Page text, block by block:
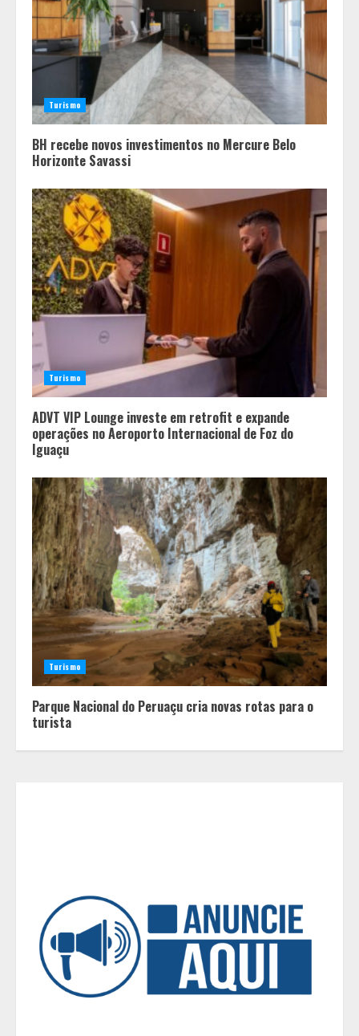
Turismo
BH recebe novos investimentos no Mercure Belo
Horizonte Savassi
Turismo
ADVT VIP Lounge investe em retrofit e expande
operações no Aeroporto Internacional de Foz do
Iguaçu
Turismo
Parque Nacional do Peruaçu cria novas rotas para o
turista
2
Vice-Almirante Gustavo Garriga
comanda o maior e o mais
importante Distrito Naval do Brasil
Entrada na escolinha não significa
o fim da amamentação: 6 dicas
para manter o aleitamento nessa
5
destroem um relacionamento e a
maioria dos casais nem percebe